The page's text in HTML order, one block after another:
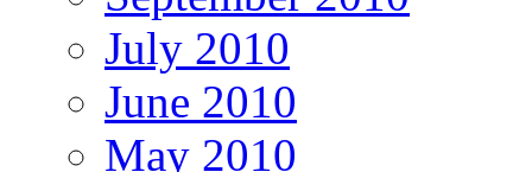
July 2010
June 2010
May 2010